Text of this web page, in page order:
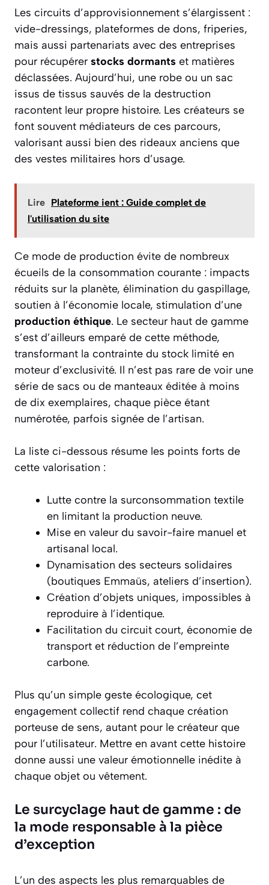
Les circuits d’approvisionnement s’élargissent :
vide-dressings, plateformes de dons, friperies,
mais aussi partenariats avec des entreprises
pour récupérer stocks dormants et matières
déclassées. Aujourd’hui, une robe ou un sac
issus de tissus sauvés de la destruction
racontent leur propre histoire. Les créateurs se
font souvent médiateurs de ces parcours,
valorisant aussi bien des rideaux anciens que
des vestes militaires hors d’usage.
Lire Plateforme ient : Guide complet de
l'utilisation du site
Ce mode de production évite de nombreux
écueils de la consommation courante : impacts
réduits sur la planète, élimination du gaspillage,
soutien à l’économie locale, stimulation d’une
production éthique. Le secteur haut de gamme
s’est d’ailleurs emparé de cette méthode,
transformant la contrainte du stock limité en
moteur d’exclusivité. Il n’est pas rare de voir une
série de sacs ou de manteaux éditée à moins
de dix exemplaires, chaque pièce étant
numérotée, parfois signée de l’artisan.
La liste ci-dessous résume les points forts de
cette valorisation :
Lutte contre la surconsommation textile
en limitant la production neuve.
Mise en valeur du savoir-faire manuel et
artisanal local.
Dynamisation des secteurs solidaires
(boutiques Emmaüs, ateliers d’insertion).
Création d’objets uniques, impossibles à
reproduire à l’identique.
Facilitation du circuit court, économie de
transport et réduction de l’empreinte
carbone.
Plus qu’un simple geste écologique, cet
engagement collectif rend chaque création
porteuse de sens, autant pour le créateur que
pour l’utilisateur. Mettre en avant cette histoire
donne aussi une valeur émotionnelle inédite à
chaque objet ou vêtement.
Le surcyclage haut de gamme : de
la mode responsable à la pièce
d’exception
L’un des aspects les plus remarquables de